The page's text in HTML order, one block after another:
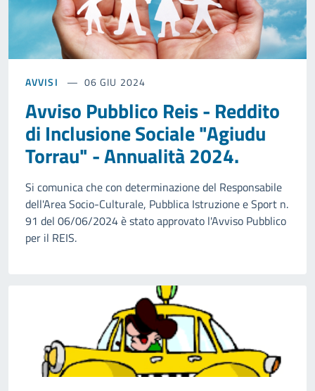
AVVISI 06 GIU 2024
Avviso Pubblico Reis - Reddito
di Inclusione Sociale "Agiudu
Torrau" - Annualità 2024.
Si comunica che con determinazione del Responsabile
dell'Area Socio-Culturale, Pubblica Istruzione e Sport n.
91 del 06/06/2024 è stato approvato l'Avviso Pubblico
per il REIS.